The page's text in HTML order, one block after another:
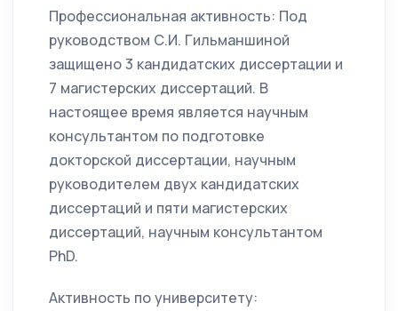
Профессиональная активность: Под
руководством С.И. Гильманшиной
защищено 3 кандидатских диссертации и
7 магистерских диссертаций. В
настоящее время является научным
консультантом по подготовке
докторской диссертации, научным
руководителем двух кандидатских
диссертаций и пяти магистерских
диссертаций, научным консультантом
PhD.
Активность по университету: